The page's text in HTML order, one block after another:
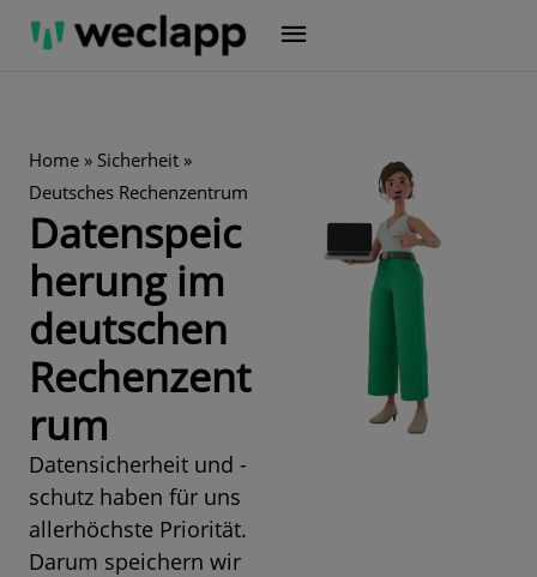
Zum
Inhalt
Home » Sicherheit »
Deutsches Rechenzentrum
Datenspeic
herung im
deutschen
Rechenzent
rum
Datensicherheit und -
schutz haben für uns
allerhöchste Priorität.
Darum speichern wir